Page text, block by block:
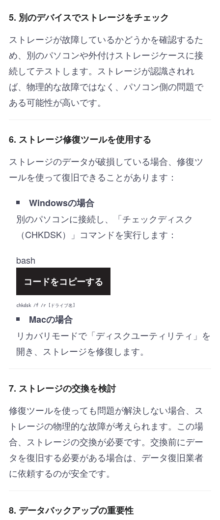
5. 別のデバイスでストレージをチェック
ストレージが故障しているかどうかを確認するた
め、別のパソコンや外付けストレージケースに接
続してテストします。ストレージが認識されれ
ば、物理的な故障ではなく、パソコン側の問題で
ある可能性が高いです。
6. ストレージ修復ツールを使用する
ストレージのデータが破損している場合、修復ツ
ールを使って復旧できることがあります：
Windowsの場合
別のパソコンに接続し、「チェックディスク
（CHKDSK）」コマンドを実行します：
bash
コードをコピーする
chkdsk /f /r [ドライブ名]
Macの場合
リカバリモードで「ディスクユーティリティ」を
開き、ストレージを修復します。
7. ストレージの交換を検討
修復ツールを使っても問題が解決しない場合、ス
トレージの物理的な故障が考えられます。この場
合、ストレージの交換が必要です。交換前にデー
タを復旧する必要がある場合は、データ復旧業者
に依頼するのが安全です。
8. データバックアップの重要性